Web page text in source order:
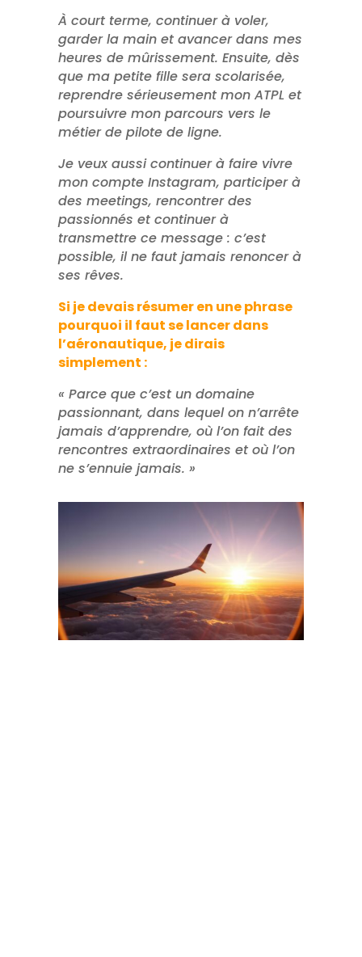
À court terme, continuer à voler,
garder la main et avancer dans mes
heures de mûrissement. Ensuite, dès
que ma petite fille sera scolarisée,
reprendre sérieusement mon ATPL et
poursuivre mon parcours vers le
métier de pilote de ligne.
Je veux aussi continuer à faire vivre
mon compte Instagram, participer à
des meetings, rencontrer des
passionnés et continuer à
transmettre ce message : c’est
possible, il ne faut jamais renoncer à
ses rêves.
Si je devais résumer en une phrase
pourquoi il faut se lancer dans
l’aéronautique, je dirais
simplement :
« Parce que c’est un domaine
passionnant, dans lequel on n’arrête
jamais d’apprendre, où l’on fait des
rencontres extraordinaires et où l’on
ne s’ennuie jamais. »